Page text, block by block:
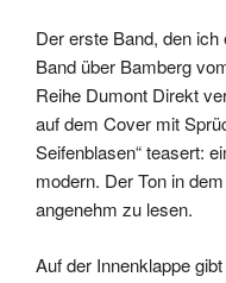
Der erste Band, den
Band über Bamberg
Reihe Dumont Direkt
auf dem Cover mit
Seifenblasen“ teasert:
modern. Der Ton in
angenehm zu lesen.
Auf der Innenklappe